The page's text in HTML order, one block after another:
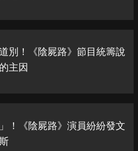
別！《陰屍路》節目統籌說
主因
！《陰屍路》演員紛紛發文